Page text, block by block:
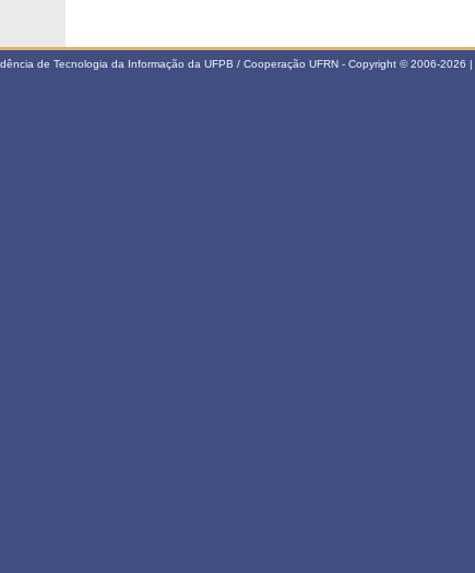
de Tecnologia da Informação da UFPB / Cooperação UFRN - Copyright © 2006-